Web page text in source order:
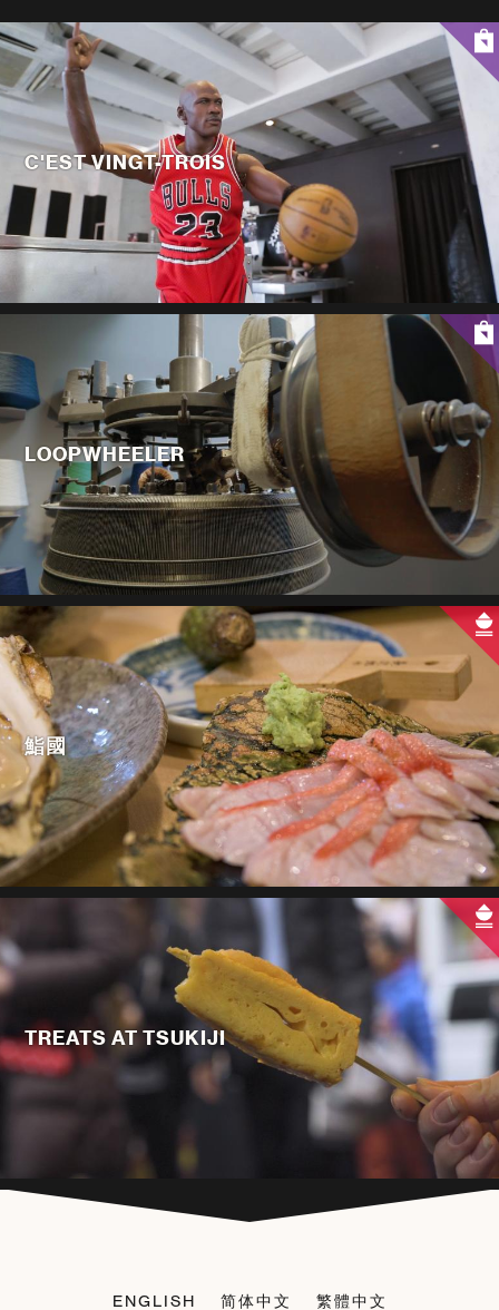
C'EST VINGT-TROIS
LOOPWHEELER
鮨國
TREATS AT TSUKIJI
ENGLISH 简体中文 繁體中文